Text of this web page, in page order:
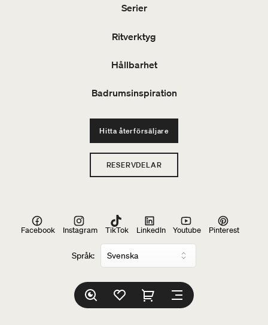
Serier
Ritverktyg
Hållbarhet
Badrumsinspiration
Hitta återförsäljare
RESERVDELAR
Språk:
Facebook Instagram TikTok LinkedIn Youtube Pinterest